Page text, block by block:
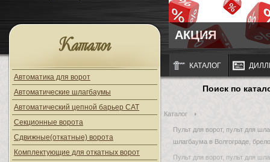
АКЦИЯ
Каталог
Автоматика для ворот
Автоматические шлагбаумы
Автоматический цепной барьер CAT
Секционные ворота
Сдвижные(откатные) ворота
Комплектующие для откатных ворот
КАТАЛОГ
Поиск по
Каталог
Пульт для ворот, пульт для
шлагбаума в Волгограде,
Пульт для ворот, пульт для